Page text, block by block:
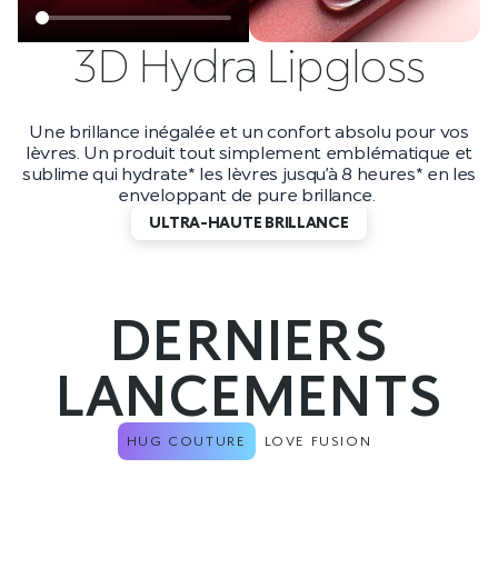
3D Hydra Lipgloss
Une brillance inégalée et un confort absolu pour vos
lèvres. Un produit tout simplement emblématique et
sublime qui hydrate* les lèvres jusqu’à 8 heures* en les
enveloppant de pure brillance.
ULTRA-HAUTE BRILLANCE
DERNIERS
LANCEMENTS
HUG COUTURE LOVE FUSION